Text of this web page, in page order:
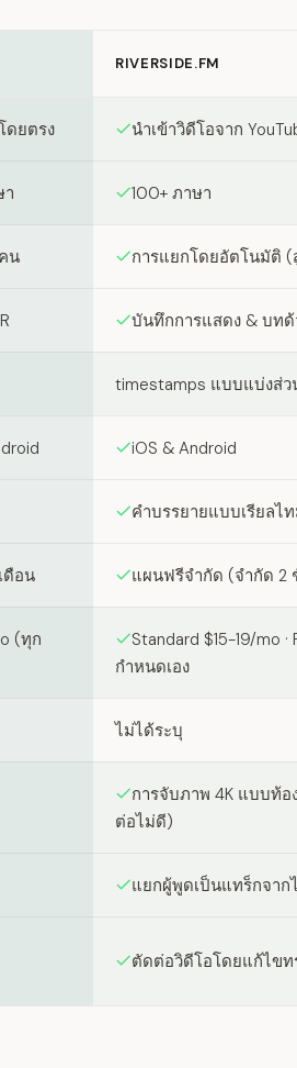
RIVERSIDE.FM
ดยตรง นำเข้าวิดีโอจาก
า 100+ ภาษา
น การแยกโดยอัตโนมัติ (
บันทึกการแสดง & บทด้
timestamps แบบแบ่งส่ว
iOS & Android
คำบรรยายแบบเรียลไ
ดือน แผนฟรีจำกัด (จำกัด 2
(ทุก
Standard $15-19/mo
กำหนดเอง
ไม่ได้ระบุ
การจับภาพ 4K แบบท้
ต่อไม่ดี)
แยกผู้พูดเป็นแทร็กจาก
ตัดต่อวิดีโอโดยแก้ไข